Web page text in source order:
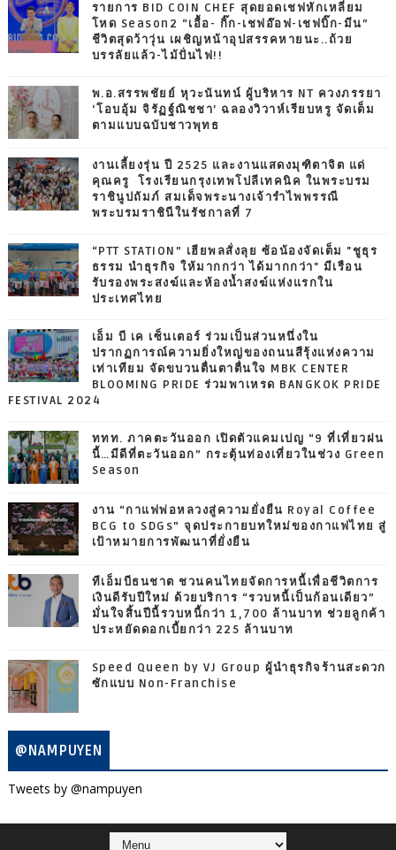
รายการ BID COIN CHEF สุดยอดเชฟหักเหลี่ยม
โหด Season2 “เอื้อ- กิ๊ก-เชฟอ๊อฟ-เชฟบิ๊ก-มีน”
ชีวิตสุดว้าวุ่น เผชิญหน้าอุปสรรคหายนะ..ถ้วย
บรรลัยแล้ว-ไม้ปั่นไฟ!!
พ.อ.สรรพชัยย์ หุวะนันทน์ ผู้บริหาร NT ควงภรรยา
‘โอบอุ้ม จิรัฏฐ์ณิชชา’ ฉลองวิวาห์เรียบหรู จัดเต็ม
ตามแบบฉบับชาวพุทธ
งานเลี้ยงรุ่น ปี 2525 และงานแสดงมุฑิตาจิต แด่
คุณครู โรงเรียนกรุงเทพโปลีเทคนิค ในพระบรม
ราชินูปถัมภ์ สมเด็จพระนางเจ้ารำไพพรรณี
พระบรมราชินีในรัชกาลที่ 7
“PTT STATION” เฮียพลสั่งลุย ซ้อน้องจัดเต็ม "ชูธุร
ธรรม นำธุรกิจ ให้มากกว่า ได้มากกว่า" มีเรือน
รับรองพระสงฆ์และห้องน้ำสงฆ์แห่งแรกใน
ประเทศไทย
เอ็ม บี เค เซ็นเตอร์ ร่วมเป็นส่วนหนึ่งใน
ปรากฏการณ์ความยิ่งใหญ่ของถนนสีรุ้งแห่งความ
เท่าเทียม จัดขบวนตื่นตาตื่นใจ MBK CENTER
BLOOMING PRIDE ร่วมพาเหรด BANGKOK PRIDE
FESTIVAL 2024
ททท. ภาคตะวันออก เปิดตัวแคมเปญ “9 ที่เที่ยวฝน
นี้…มีดีที่ตะวันออก” กระตุ้นท่องเที่ยวในช่วง Green
Season
งาน “กาแฟพ่อหลวงสู่ความยั่งยืน Royal Coffee
BCG to SDGs” จุดประกายบทใหม่ของกาแฟไทย สู่
เป้าหมายการพัฒนาที่ยั่งยืน
ทีเอ็มบีธนชาต ชวนคนไทยจัดการหนี้เพื่อชีวิตการ
เงินดีรับปีใหม่ ด้วยบริการ “รวบหนี้เป็นก้อนเดียว”
มั่นใจสิ้นปีนี้รวบหนี้กว่า 1,700 ล้านบาท ช่วยลูกค้า
ประหยัดดอกเบี้ยกว่า 225 ล้านบาท
Speed Queen by VJ Group ผู้นำธุรกิจร้านสะดวก
ซักแบบ Non-Franchise
@NAMPUYEN
Tweets by @nampuyen